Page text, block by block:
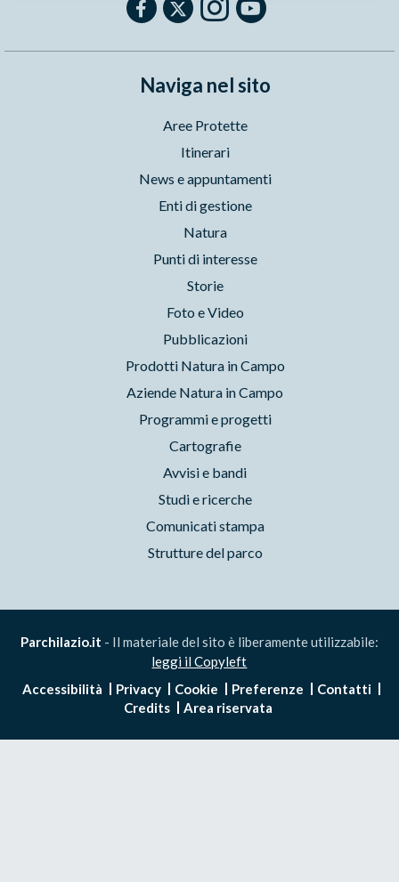
Naviga nel sito
Aree Protette
Itinerari
News e appuntamenti
Enti di gestione
Natura
Punti di interesse
Storie
Foto e Video
Pubblicazioni
Prodotti Natura in Campo
Aziende Natura in Campo
Programmi e progetti
Cartografie
Avvisi e bandi
Studi e ricerche
Comunicati stampa
Strutture del parco
Parchilazio.it - Il materiale del sito è liberamente utilizzabile:
leggi il Copyleft
Accessibilità
Privacy Cookie Preferenze
Contatti
Credits
Area riservata